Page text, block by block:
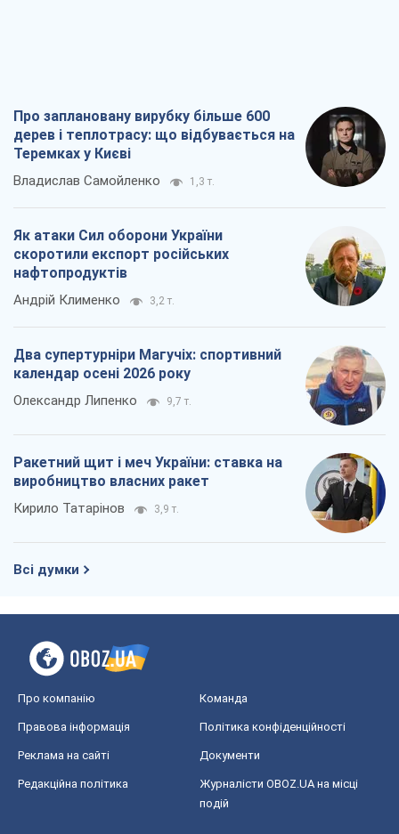
Про заплановану вирубку більше 600
дерев і теплотрасу: що відбувається на
Теремках у Києві
Владислав Самойленко 1,3 т.
Як атаки Сил оборони України
скоротили експорт російських
нафтопродуктів
Андрій Клименко 3,2 т.
Два супертурніри Магучіх: спортивний
календар осені 2026 року
Олександр Липенко 9,7 т.
Ракетний щит і меч України: ставка на
виробництво власних ракет
Кирило Татарінов 3,9 т.
Всі думки
Про компанію Команда
Правова інформація Політика конфіденційності
Реклама на сайті Документи
Редакційна політика
Журналісти OBOZ.UA на місці
подій